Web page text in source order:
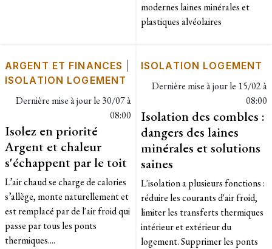
modernes laines minérales et
plastiques alvéolaires
ARGENT ET FINANCES
ISOLATION LOGEMENT
Dernière mise à jour le 30/07 à
08:00
Isolez en priorité
Argent et chaleur
s'échappent par le toit
L’air chaud se charge de calories
s’allège, monte naturellement et
est remplacé par de l'air froid qui
passe par tous les ponts
thermiques....
ISOLATION LOGEMENT
Dernière mise à jour le 15/02 à
08:00
Isolation des combles :
dangers des laines
minérales et solutions
saines
L'isolation a plusieurs fonctions :
réduire les courants d'air froid,
limiter les transferts thermiques
intérieur et extérieur du
logement. Supprimer les ponts